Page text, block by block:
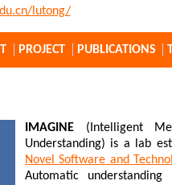
lutong/
PROJECT PUBLICATIONS
IMAGINE (Intelligent
Understanding) is a lab
Novel Software and
Automatic